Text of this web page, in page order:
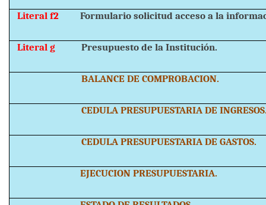
Literal f2 Formulario solicitud acceso a la
Literal g Presupuesto de la Institución.
BALANCE DE COMPROBACION.
CEDULA PRESUPUESTARIA DE
CEDULA PRESUPUESTARIA DE GASTOS.
EJECUCION PRESUPUESTARIA.